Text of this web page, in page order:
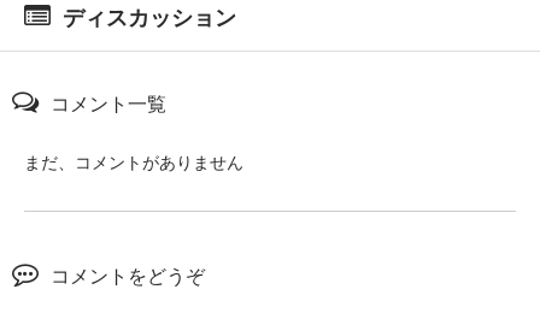
ディスカッション
コメント一覧
まだ、コメントがありません
コメントをどうぞ